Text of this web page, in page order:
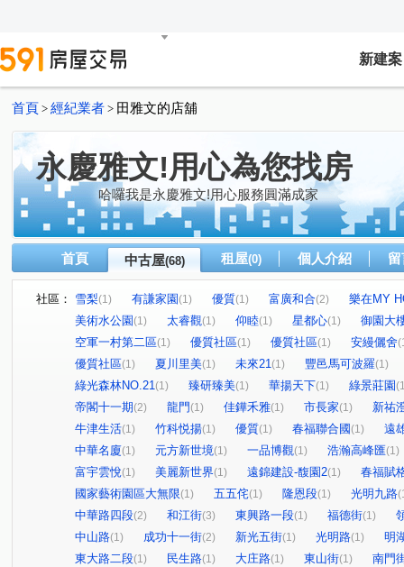
新建案
首頁 > 經紀業者 > 田雅文的店舖
永慶雅文!用心為您找房
哈囉我是永慶雅文!用心服務圓滿成家
首頁 中古屋(68) 租屋(0) 個人介紹
社區： 雪梨(1) 有謙家園(1) 優質(1) 富廣和合(2)
樂在MY
美術水公園(1) 太睿觀(1) 仰睦(1) 星都心(1)
御園大
空軍一村第二區(1) 優質社區(1) 優質社區(1) 安縵儷舍
優質社區(1) 夏川里美(1) 未來21(1) 豐邑馬可波羅(1)
綠光森林NO.21(1) 臻研臻美(1) 華揚天下(1) 綠景莊園
帝閣十一期(2) 龍門 (1) 佳鏵禾雅(1) 市長家(1)
新祐
牛津生活(1) 竹科悦揚(1) 優質(1) 春福聯合國 (1)
遠
中華名廈(1) 元方新世境(1) 一品博觀(1) 浩瀚高峰匯(1)
富宇雲悅(1) 美麗新世界(1) 遠錦建設-馥園2(1)
春福賦
國家藝術園區大無限(1) 五五侘(1) 隆恩段(1) 光明九路
中華路四段(2) 和江街(3) 東興路一段(1) 福德街(1)
中山路(1) 成功十一街(2) 新光五街(1) 光明路(1)
明
東大路二段(1) 民生路(1) 大庄路(1) 東山街(1)
南門